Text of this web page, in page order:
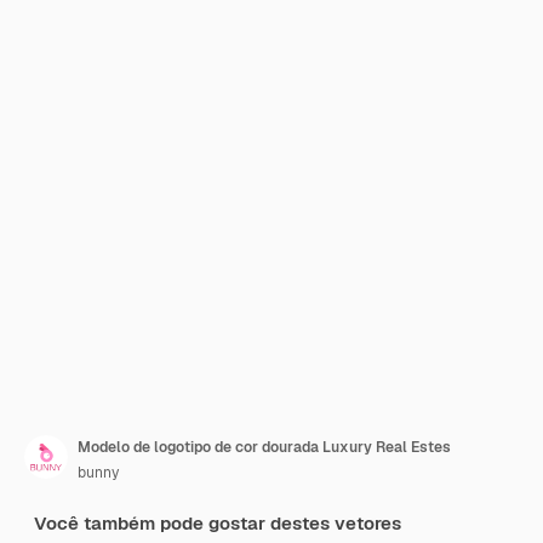
Modelo de logotipo de cor dourada Luxury Real Estes
bunny
Você também pode gostar destes vetores